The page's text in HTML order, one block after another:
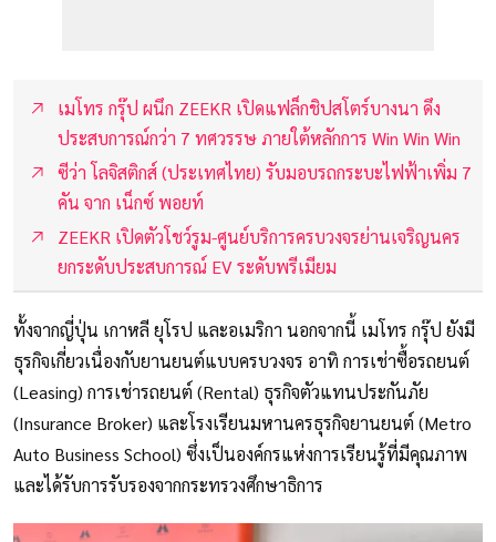
เมโทร กรุ๊ป ผนึก ZEEKR เปิดแฟล็กชิปสโตร์บางนา ดึง
ประสบการณ์กว่า 7 ทศวรรษ ภายใต้หลักการ Win Win Win
ซีว่า โลจิสติกส์ (ประเทศไทย) รับมอบรถกระบะไฟฟ้าเพิ่ม 7
คัน จาก เน็กซ์ พอยท์
ZEEKR เปิดตัวโชว์รูม-ศูนย์บริการครบวงจรย่านเจริญนคร
ยกระดับประสบการณ์ EV ระดับพรีเมียม
ทั้งจากญี่ปุ่น เกาหลี ยุโรป และอเมริกา นอกจากนี้ เมโทร กรุ๊ป ยังมี
ธุรกิจเกี่ยวเนื่องกับยานยนต์แบบครบวงจร อาทิ การเช่าซื้อรถยนต์
(Leasing) การเช่ารถยนต์ (Rental) ธุรกิจตัวแทนประกันภัย
(Insurance Broker) และโรงเรียนมหานครธุรกิจยานยนต์ (Metro
Auto Business School) ซึ่งเป็นองค์กรแห่งการเรียนรู้ที่มีคุณภาพ
และได้รับการรับรองจากกระทรวงศึกษาธิการ